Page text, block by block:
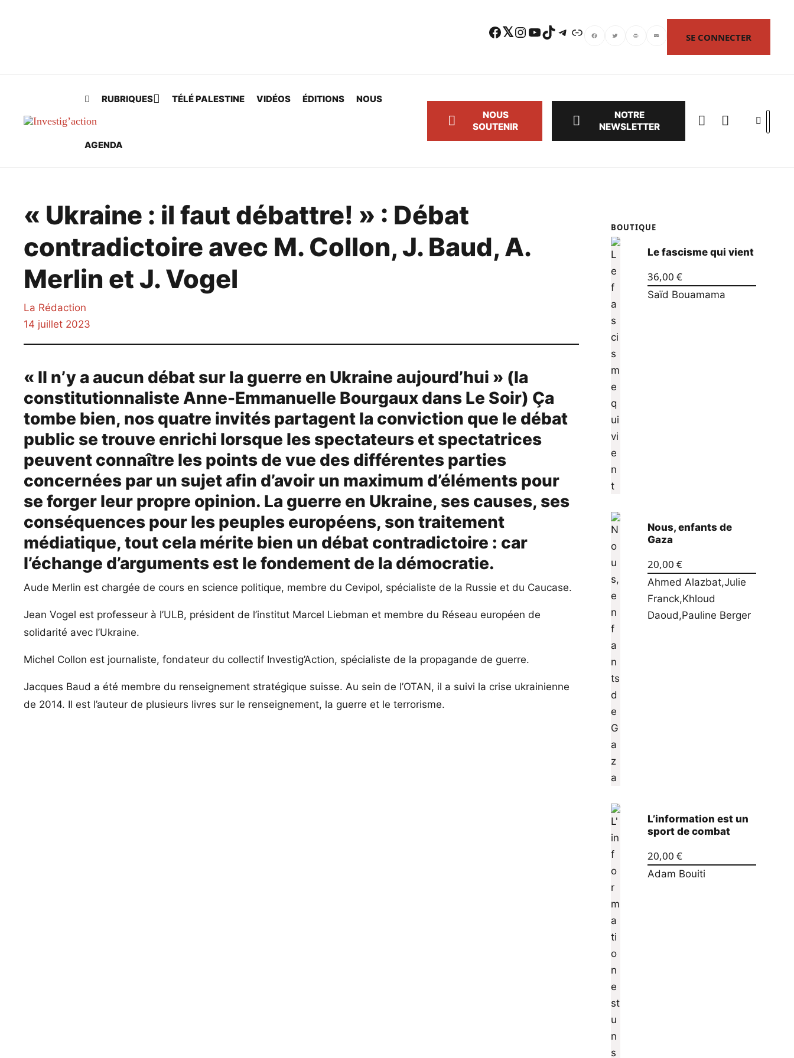
Facebook Twitter Instagram YouTube TikTok Telegram Lien SE CONNECTER
RUBRIQUES TÉLÉ PALESTINE VIDÉOS ÉDITIONS NOUS
AGENDA
NOUS
SOUTENIR
NOTRE
NEWSLETTER
« Ukraine : il faut débattre! » : Débat
contradictoire avec M. Collon, J. Baud, A.
Merlin et J. Vogel
La Rédaction
14 juillet 2023
« Il n’y a aucun débat sur la guerre en Ukraine aujourd’hui » (la
constitutionnaliste Anne-Emmanuelle Bourgaux dans Le Soir) Ça
tombe bien, nos quatre invités partagent la conviction que le débat
public se trouve enrichi lorsque les spectateurs et spectatrices
peuvent connaître les points de vue des différentes parties
concernées par un sujet afin d’avoir un maximum d’éléments pour
se forger leur propre opinion. La guerre en Ukraine, ses causes, ses
conséquences pour les peuples européens, son traitement
médiatique, tout cela mérite bien un débat contradictoire : car
l’échange d’arguments est le fondement de la démocratie.
Aude Merlin est chargée de cours en science politique, membre du Cevipol, spécialiste de la Russie et du Caucase.
Jean Vogel est professeur à l’ULB, président de l’institut Marcel Liebman et membre du Réseau européen de
solidarité avec l’Ukraine.
Michel Collon est journaliste, fondateur du collectif Investig’Action, spécialiste de la propagande de guerre.
Jacques Baud a été membre du renseignement stratégique suisse. Au sein de l’OTAN, il a suivi la crise ukrainienne
de 2014. Il est l’auteur de plusieurs livres sur le renseignement, la guerre et le terrorisme.
BOUTIQUE
Le fascisme qui vient
36,00 €
Saïd Bouamama
Nous, enfants de
Gaza
20,00 €
Ahmed Alazbat,Julie
Franck,Khloud
Daoud,Pauline Berger
L’information est un
sport de combat
20,00 €
Adam Bouiti